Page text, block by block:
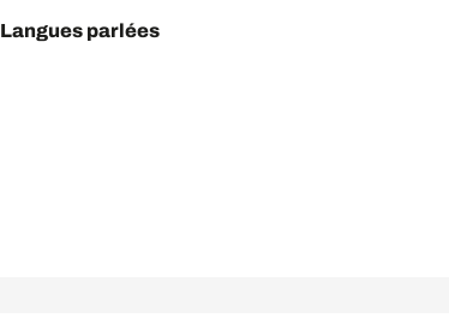
Langues parlées
Langues parlées